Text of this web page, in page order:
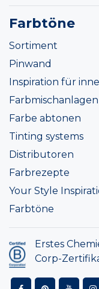
Farbtöne
Sortiment
Pinwand
Inspiration für
Farbmischanlagen
Farbe abtonen
Tinting systems
Distributoren
Farbrezepte
Your Style
Farbtöne
Erstes
Corp-